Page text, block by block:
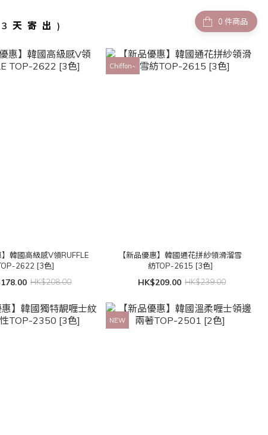
件商品
寄出)
】韓國高級感V領RUFFLE
2622 [3色]
HK$208.00
Chiffon~
【新品優惠】韓國通花拼紗領滑溜雪
紡TOP-2615 [3色]
HK$209.00 HK$239.00
NEW